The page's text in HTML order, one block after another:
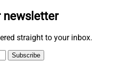
newsletter
straight to your inbox.
Subscribe